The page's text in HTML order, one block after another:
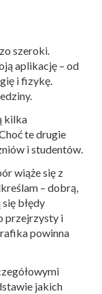
szeroki.
aplikację – od
i fizykę.
kilka
te drugie
i studentów.
wiąże się z
– dobrą,
błędy
przejrzysty i
powinna
jakich